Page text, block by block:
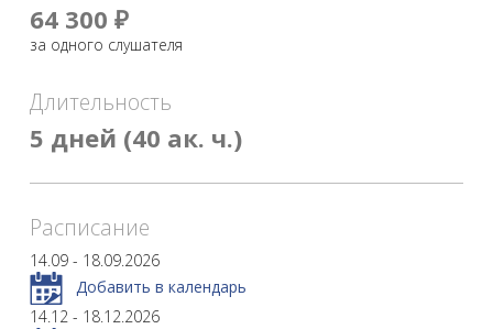
64 300 ₽
за одного слушателя
Длительность
5 дней (40 ак. ч.)
Расписание
14.09 - 18.09.2026
Добавить в календарь
14.12 - 18.12.2026